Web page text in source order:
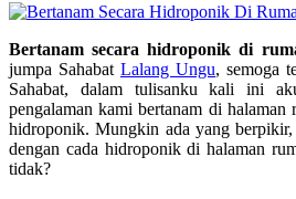
Bertanam secara hidroponik di
jumpa Sahabat Lalang Ungu, semoga
Sahabat, dalam tulisanku kali ini
pengalaman kami bertanam di halaman
hidroponik. Mungkin ada yang
dengan cada hidroponik di halaman
tidak?